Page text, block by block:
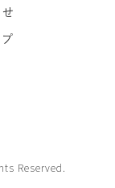
Reserved.